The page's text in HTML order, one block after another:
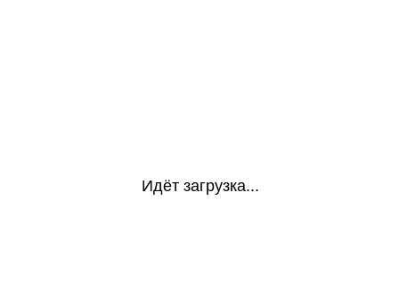
Идёт загрузка...